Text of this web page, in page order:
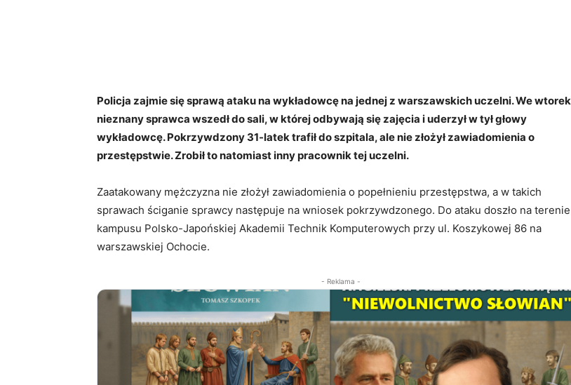
Policja zajmie się sprawą ataku na wykładowcę na jednej z warszawskich uczelni. We wtorek
nieznany sprawca wszedł do sali, w której odbywają się zajęcia i uderzył w tył głowy
wykładowcę. Pokrzywdzony 31-latek trafił do szpitala, ale nie złożył zawiadomienia o
przestępstwie. Zrobił to natomiast inny pracownik tej uczelni.
Zaatakowany mężczyzna nie złożył zawiadomienia o popełnieniu przestępstwa, a w takich
sprawach ściganie sprawcy następuje na wniosek pokrzywdzonego. Do ataku doszło na terenie
kampusu Polsko-Japońskiej Akademii Technik Komputerowych przy ul. Koszykowej 86 na
warszawskiej Ochocie.
- Reklama -